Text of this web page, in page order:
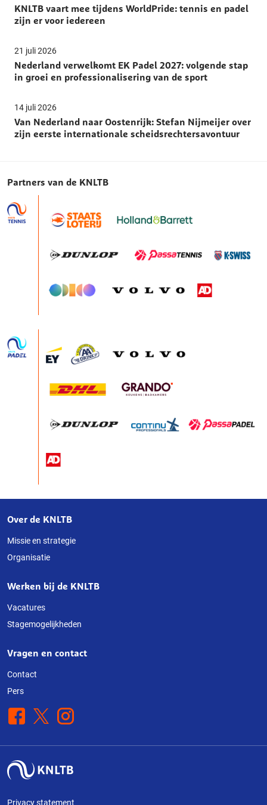
KNLTB vaart mee tijdens WorldPride: tennis en padel
zijn er voor iedereen
21 juli 2026
Nederland verwelkomt EK Padel 2027: volgende stap
in groei en professionalisering van de sport
14 juli 2026
Van Nederland naar Oostenrijk: Stefan Nijmeijer over
zijn eerste internationale scheidsrechtersavontuur
Partners van de KNLTB
Over
deze
website
Over de KNLTB
Missie en strategie
Organisatie
Werken bij de KNLTB
Vacatures
Stagemogelijkheden
Vragen en contact
Contact
Pers
Facebook
X Instagram
Privacy statement